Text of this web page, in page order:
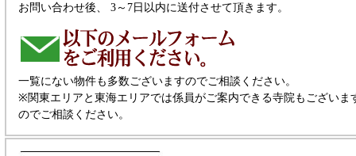
お問い合わせ後、 3～7日以内に送付させて頂きます。
一覧にない物件も多数ございますのでご相談ください。
※関東エリアと東海エリアでは係員がご案内できる寺院もございま
のでご相談ください。